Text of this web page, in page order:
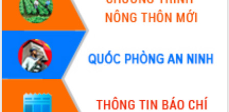
Khơi thông điểm nghẽn, đẩy nhanh
giải ngân vốn khắc phục thiên tai
HĐND tỉnh thông qua điều chỉnh Quy
hoạch tỉnh thời kỳ 2021-2030
Hội thảo góp ý hồ sơ điều chỉnh quy
hoạch tỉnh Đắk Lắk thời kỳ 2021-2030,
tầm nhìn đến năm 2050
Nâng cao hiệu quả hoạt động của các
doanh nghiệp nhà nước